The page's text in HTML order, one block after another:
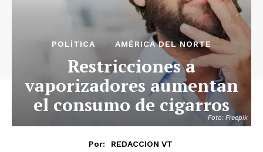
Foto: Freepik
POLÍTICA AMÉRICA DEL NORTE
Restricciones a
vaporizadores aumentan
el consumo de cigarros
Por:
REDACCION VT